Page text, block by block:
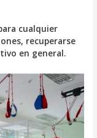
cualquier
recuperarse
en general.